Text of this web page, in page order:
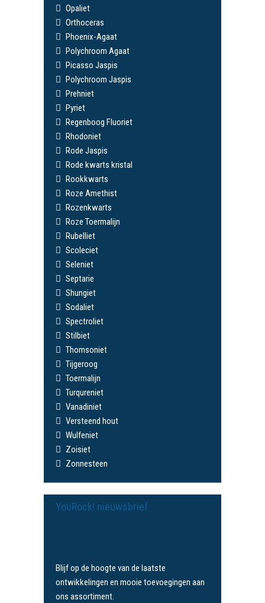
Opaliet
Orthoceras
Phoenix-Agaat
Polychroom Agaat
Picasso Jaspis
Polychroom Jaspis
Prehniet
Pyriet
Regenboog Fluoriet
Rhodoniet
Rode Jaspis
Rode kwarts kristal
Rookkwarts
Roze Amethist
Rozenkwarts
Roze Toermalijn
Rubelliet
Scoleciet
Seleniet
Septarie
Shungiet
Sodaliet
Spectroliet
Stilbiet
Thomsoniet
Tijgeroog
Toermalijn
Turqureniet
Vanadiniet
Versteend hout
Wulfeniet
Zoisiet
Zonnesteen
YouRock! nieuwsbrief
Blijf op de hoogte van de laatste
ontwikkelingen en mooie toevoegingen aan
ons assortiment.